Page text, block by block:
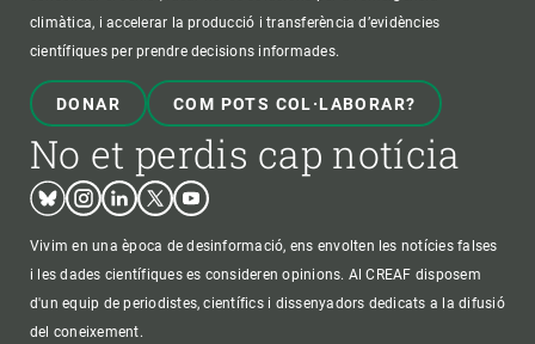
climàtica, i accelerar la producció i transferència d’evidències
científiques per prendre decisions informades.
DONAR COM POTS COL·LABORAR?
No et perdis cap notícia
BlueskyInstagram
LinkedinTwitterYoutube
Vivim en una època de desinformació, ens envolten les notícies falses
i les dades científiques es consideren opinions. Al CREAF disposem
d'un equip de periodistes, científics i dissenyadors dedicats a la difusió
del coneixement.